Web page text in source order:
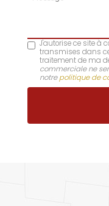
J'autorise ce site à
transmises dans
traitement de ma
commerciale ne
notrepolitique de